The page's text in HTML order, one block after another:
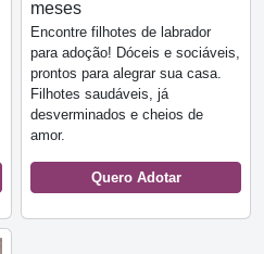
meses
Encontre filhotes de labrador
para adoção! Dóceis e sociáveis,
prontos para alegrar sua casa.
Filhotes saudáveis, já
desverminados e cheios de
amor.
Quero Adotar